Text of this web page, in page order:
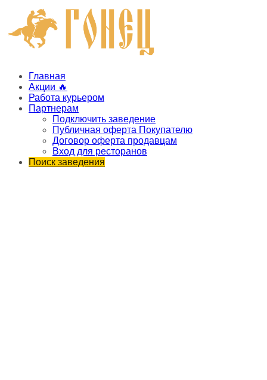
Главная
Акции 🔥
Работа курьером
Партнерам
Подключить заведение
Публичная оферта Покупателю
Договор оферта продавцам
Вход для ресторанов
Поиск заведения